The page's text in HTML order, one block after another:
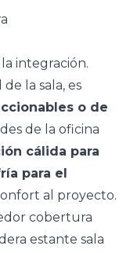
integración.
la sala, es
o de
de la oficina
cálida para
para el
al proyecto.